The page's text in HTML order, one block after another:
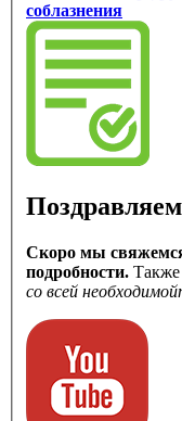
соблазнения
Скоро мы
подробности. Также
со всей необходимой